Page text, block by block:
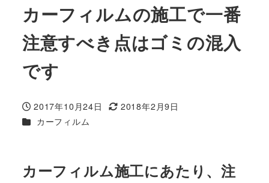
カーフィルムの施工で一番
注意すべき点はゴミの混入
です
投稿日
2017年10月24日
更新日
2018年2月9日
カテゴリー
カーフィルム
カーフィルム施工にあたり、注